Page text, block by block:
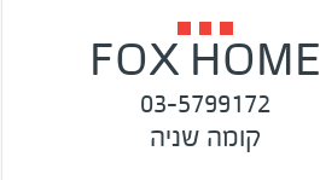
FOX HOME
03-5799172
קומה שניה